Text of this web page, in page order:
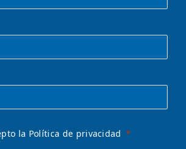
la Política de privacidad